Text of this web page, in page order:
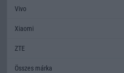
Vivo
Xiaomi
ZTE
Összes márka